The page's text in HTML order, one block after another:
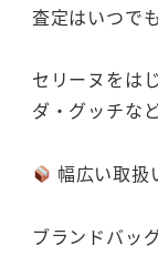
査定はいつで
セリーヌをは
ダ・グッチな
幅広い取扱
ブランドバッ